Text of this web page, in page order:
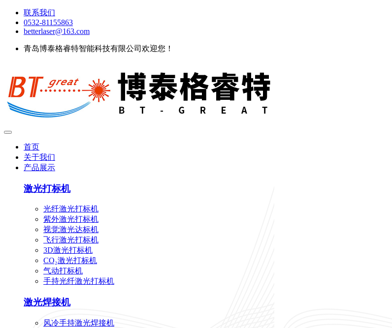
联系我们
0532-81155863
betterlaser@163.com
青岛博泰格睿特智能科技有限公司欢迎您！
首页
关于我们
产品展示
激光打标机
光纤激光打标机
紫外激光打标机
视觉激光达标机
飞行激光打标机
3D激光打标机
CO₂激光打标机
气动打标机
手持光纤激光打标机
激光焊接机
风冷手持激光焊接机